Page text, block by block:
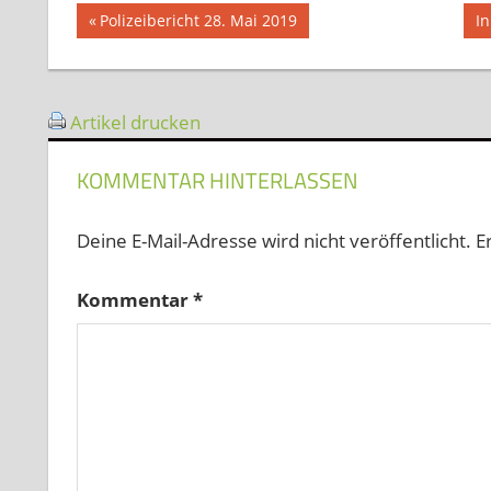
Beitragsnavigation
Vorheriger
Beitrag:
Polizeibericht 28. Mai 2019
Artikel drucken
KOMMENTAR HINTERLASSEN
Deine E-Mail-Adresse wird nicht veröffentlicht.
Kommentar*